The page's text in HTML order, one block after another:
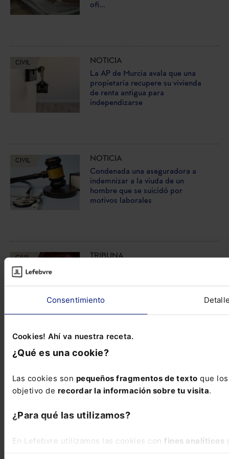
Consentimiento
Cookies! Ahí va nuestra receta.
¿Qué es una cookie?
Las cookies son pequeños fragmentos de texto que
objetivo de recordar la información sobre tu visita.
¿Para qué las utilizamos?
En Lefebvre utilizamos las cookies con fines analíticos
ofi...
CIVIL
NOTICIA
La AP de Murcia avala que una
propietaria recupere su vivienda
de renta antigua para
independizarse
CIVIL
NOTICIA
Condenada una aseguradora a
indemnizar a la viuda de un
hombre que se suicidó por
motivos laborales
CIVIL
TRIBUNA
digital
CIVIL
NOTICIA
exponencial de camisetas falsas
de selecciones ante la celebración
...
Ver más...